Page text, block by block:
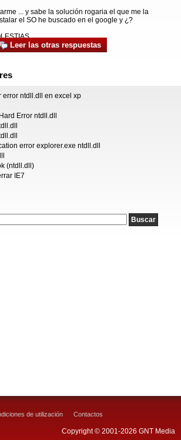
... y sabe la solución rogaria el que me la
el SO he buscado en el google y ¿?
Leer las otras respuestas
ntdll.dll en excel xp
Error ntdll.dll
error explorer.exe ntdll.dll
(ntdll.dll)
IE7
de utilización Contactos
Copyright © 2001-2026 GNT Media